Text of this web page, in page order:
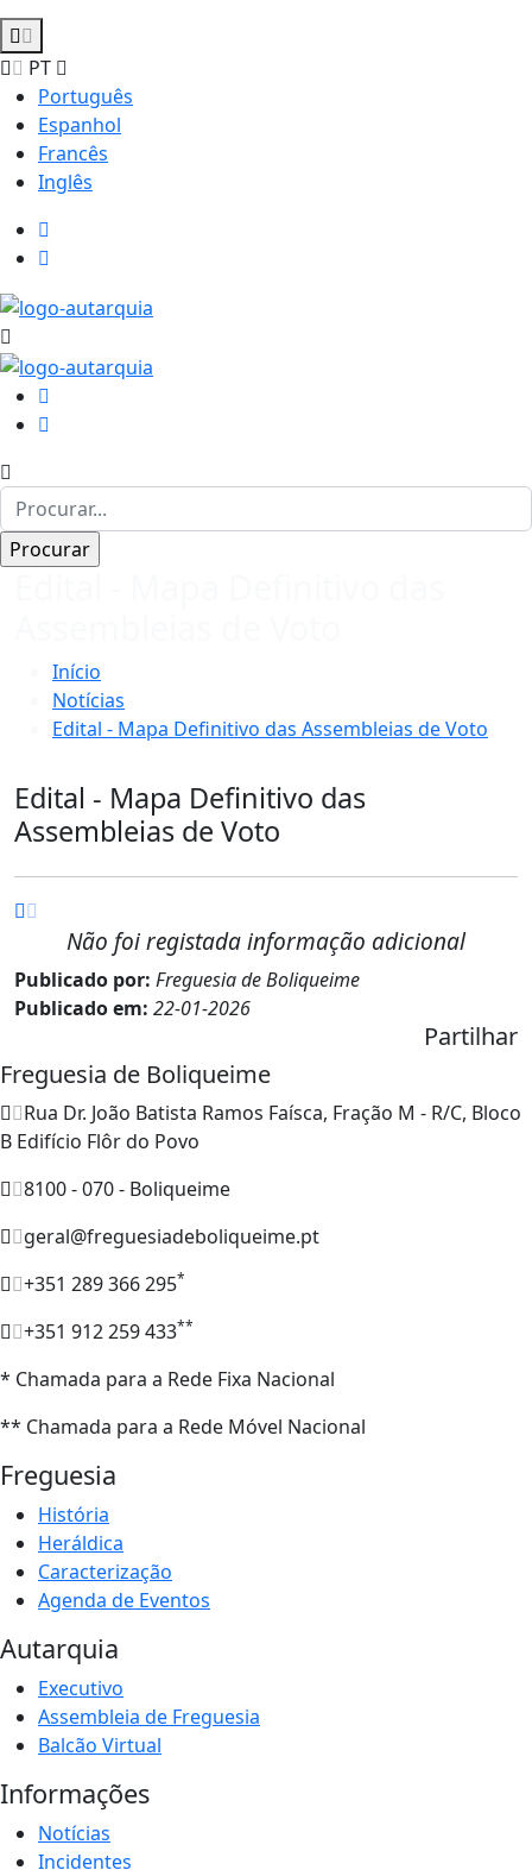
PT
Português
Espanhol
Francês
Inglês
Início
Notícias
Edital - Mapa Definitivo das Assembleias de Voto
Edital - Mapa Definitivo das
Assembleias de Voto
Não foi registada informação adicional
Publicado por: Freguesia de Boliqueime
Publicado em: 22-01-2026
Partilhar
Freguesia de Boliqueime
Rua Dr. João Batista Ramos Faísca, Fração M - R/C, Bloco
B Edifício Flôr do Povo
8100 - 070 - Boliqueime
geral@freguesiadeboliqueime.pt
+351 289 366 295*
+351 912 259 433**
* Chamada para a Rede Fixa Nacional
** Chamada para a Rede Móvel Nacional
Freguesia
História
Heráldica
Caracterização
Agenda de Eventos
Autarquia
Executivo
Assembleia de Freguesia
Balcão Virtual
Informações
Notícias
Incidentes